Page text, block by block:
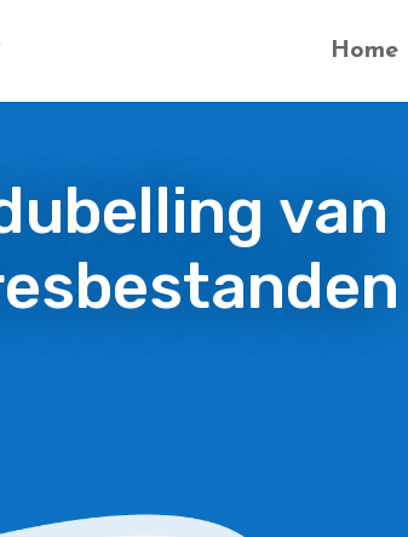
Home
van